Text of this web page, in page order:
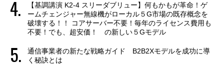
【基調講演 K2-4 スリーダブリュー】何もかもが革命！ゲ
ームチェンジャー無線機がローカル５G市場の既存概念を
破壊する！！ コアサーバー不要！毎年のライセンス費用も
不要！でも、超安価！ の新しい５Gモデル
通信事業者の新たな戦略ガイド B2B2Xモデルを成功に導
く秘訣とは